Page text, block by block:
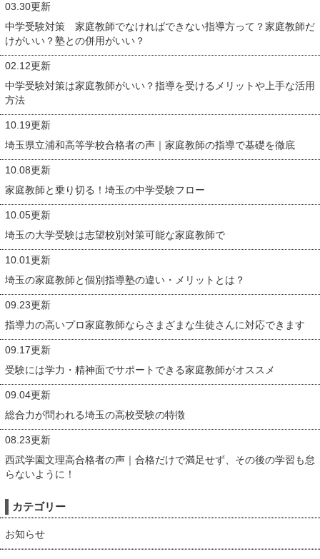
03.30更新
中学受験対策 家庭教師でなければできない指導方って？家庭教師だ
けがいい？塾との併用がいい？
02.12更新
中学受験対策は家庭教師がいい？指導を受けるメリットや上手な活用
方法
10.19更新
埼玉県立浦和高等学校合格者の声｜家庭教師の指導で基礎を徹底
10.08更新
家庭教師と乗り切る！埼玉の中学受験フロー
10.05更新
埼玉の大学受験は志望校別対策可能な家庭教師で
10.01更新
埼玉の家庭教師と個別指導塾の違い・メリットとは？
09.23更新
指導力の高いプロ家庭教師ならさまざまな生徒さんに対応できます
09.17更新
受験には学力・精神面でサポートできる家庭教師がオススメ
09.04更新
総合力が問われる埼玉の高校受験の特徴
08.23更新
西武学園文理高合格者の声｜合格だけで満足せず、その後の学習も怠
らないように！
カテゴリー
お知らせ